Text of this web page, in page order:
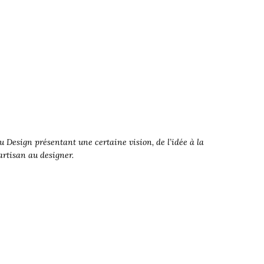
Design présentant une certaine vision, de l’idée à la
au designer.